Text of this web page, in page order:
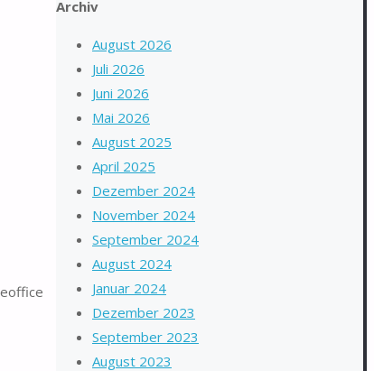
Archiv
August 2026
Juli 2026
Juni 2026
Mai 2026
August 2025
April 2025
Dezember 2024
November 2024
September 2024
August 2024
Januar 2024
Dezember 2023
September 2023
August 2023